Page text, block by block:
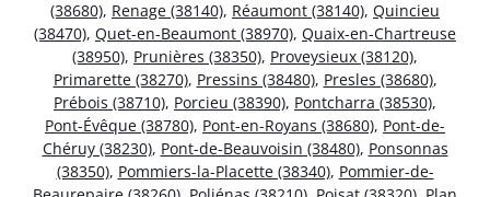
(38680), Renage (38140), Réaumont (38140), Quincieu
(38470), Quet-en-Beaumont (38970), Quaix-en-Chartreuse
(38950), Prunières (38350), Proveysieux (38120),
Primarette (38270), Pressins (38480), Presles (38680),
Prébois (38710), Porcieu (38390), Pontcharra (38530),
Pont-Évêque (38780), Pont-en-Royans (38680), Pont-de-
Chéruy (38230), Pont-de-Beauvoisin (38480), Ponsonnas
(38350), Pommiers-la-Placette (38340), Pommier-de-